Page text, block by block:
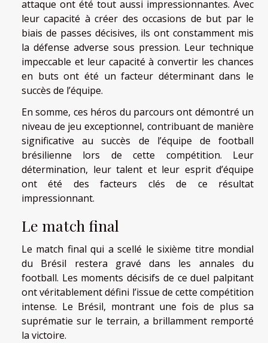
attaque ont été tout aussi impressionnantes. Avec
leur capacité à créer des occasions de but par le
biais de passes décisives, ils ont constamment mis
la défense adverse sous pression. Leur technique
impeccable et leur capacité à convertir les chances
en buts ont été un facteur déterminant dans le
succès de l’équipe.
En somme, ces héros du parcours ont démontré un
niveau de jeu exceptionnel, contribuant de manière
significative au succès de l’équipe de football
brésilienne lors de cette compétition. Leur
détermination, leur talent et leur esprit d’équipe
ont été des facteurs clés de ce résultat
impressionnant.
Le match final
Le match final qui a scellé le sixième titre mondial
du Brésil restera gravé dans les annales du
football. Les moments décisifs de ce duel palpitant
ont véritablement défini l’issue de cette compétition
intense. Le Brésil, montrant une fois de plus sa
suprématie sur le terrain, a brillamment remporté
la victoire.